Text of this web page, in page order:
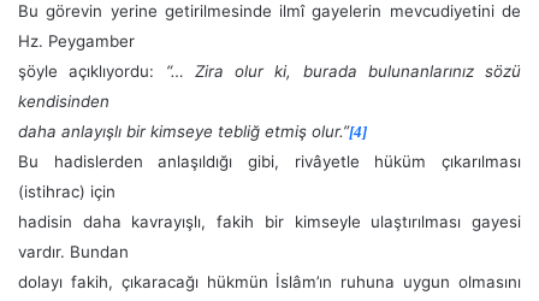
Bu görevin yerine getirilmesinde ilmî gayelerin mevcudiyetini de
Hz. Peygamber
şöyle açıklıyordu: “… Zira olur ki, burada bulunanlarınız sözü
kendisinden
daha anlayışlı bir kimseye tebliğ etmiş olur.”[4]
Bu hadislerden anlaşıldığı gibi, rivâyetle hüküm çıkarılması
(istihrac) için
hadisin daha kavrayışlı, fakih bir kimseyle ulaştırılması gayesi
vardır. Bundan
dolayı fakih, çıkaracağı hükmün İslâm’ın ruhuna uygun olmasını